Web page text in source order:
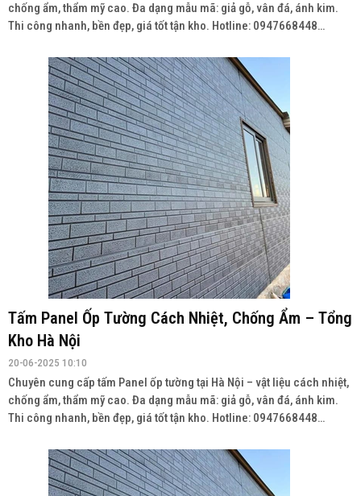
chống ẩm, thẩm mỹ cao. Đa dạng mẫu mã: giả gỗ, vân đá, ánh kim.
Thi công nhanh, bền đẹp, giá tốt tận kho. Hotline: 0947668448
Tấm Panel Ốp Tường Cách Nhiệt, Chống Ẩm – Tổng
Kho Hà Nội
20-06-2025 10:10
Chuyên cung cấp tấm Panel ốp tường tại Hà Nội – vật liệu cách nhiệt,
chống ẩm, thẩm mỹ cao. Đa dạng mẫu mã: giả gỗ, vân đá, ánh kim.
Thi công nhanh, bền đẹp, giá tốt tận kho. Hotline: 0947668448